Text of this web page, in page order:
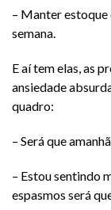
– Manter
semana.
E aí tem elas, as
ansiedade
quadro:
– Será que
– Estou sentindo
espasmos será